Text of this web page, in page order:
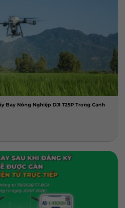
Bay Nông Nghiệp DJI T25P Trong Canh